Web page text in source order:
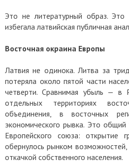
Это не литературный образ. Это
избегала латвийская публичная
Восточная окраина Европы
Латвия не одинока. Литва за
потеряла около пятой части
четверти. Сравнимая убыль —
отдельных территориях
объединения, в восточных
экономического рывка. Это
Европейского союза: открытие
обернулось рынком
откачкой собственного населения.